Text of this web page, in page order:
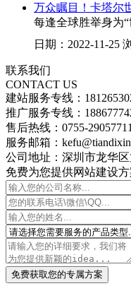
万众瞩目！卡塔尔
每逢全球胜举身为
日期：2022-11-25
联系我们
CONTACT US
建站服务专线：
推广服务专线：
售后热线：0755-29057711
服务邮箱：
公司地址：深圳市龙华
免费为您提供网站建设
免费获取您的专属方案